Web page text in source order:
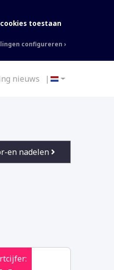
nieuws
en nadelen
toestaan
configureren